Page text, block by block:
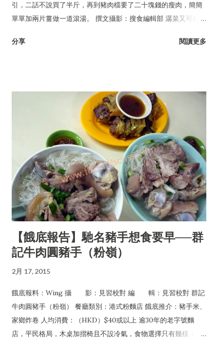
引，二話不說買了半斤，再到豬肉檔要了二十塊錢的瘦肉，簡簡
單單加兩片薑做一道滾湯。 撰文攝影：搜食編輯部 潺菜又可稱木
分享 閱讀更多
【餓底報告】馳名豬手想食要早──群
記牛肉圓豬手（粉嶺）
2月 17, 2015
餓底報料：Wing 攝 影：見習校對 編 輯：見習校對 群記
牛肉圓豬手（粉嶺） 餐廳類別：港式粉麵店 餓底推介：豬手米、
家鄉炸卷 人均消費：（HKD）$40或以上 逾30年的老字號麵
店，平民格局，木桌加摺椅且不設冷氣，食物選擇只有幾樣：豬